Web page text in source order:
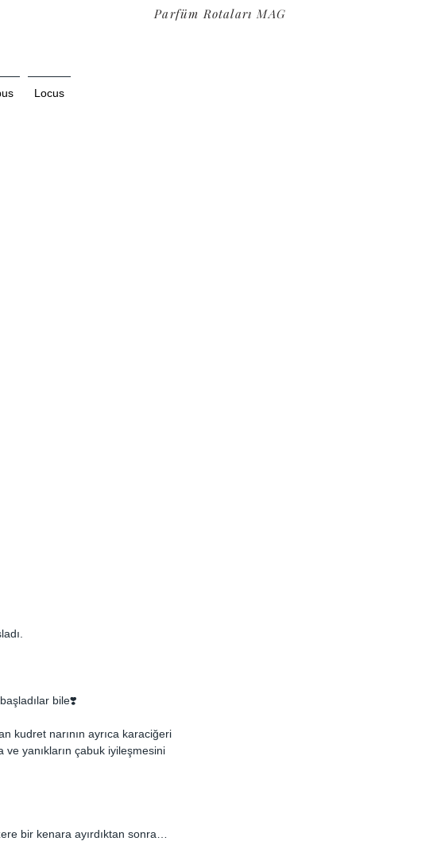
Parfüm Rotaları MAG
Locus
bile❣️
kudret narının ayrıca karaciğeri
yanıkların çabuk iyileşmesini
bir kenara ayırdıktan sonra…